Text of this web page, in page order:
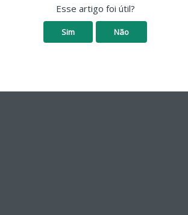
Esse artigo foi útil?
Sim Não